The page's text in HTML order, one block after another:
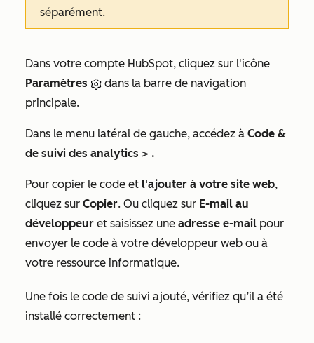
séparément.
Dans votre compte HubSpot, cliquez sur l'icône
Paramètres
dans la barre de navigation
principale.
Dans le menu latéral de gauche, accédez à Code &
de suivi des analytics > .
Pour copier le code et l'ajouter à votre site web,
cliquez sur Copier. Ou cliquez sur E-mail au
développeur et saisissez une adresse e-mail pour
envoyer le code à votre développeur web ou à
votre ressource informatique.
Une fois le code de suivi ajouté, vérifiez qu’il a été
installé correctement :